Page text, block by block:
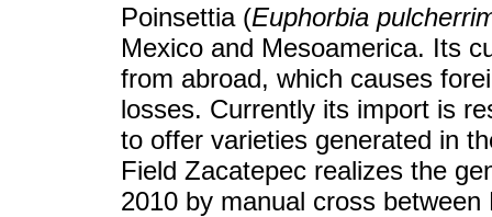
Poinsettia (Euphorbia
Mexico and Mesoamerica. Its
from abroad, which causes
losses. Currently its import is
to offer varieties generated in
Field Zacatepec realizes the
2010 by manual cross